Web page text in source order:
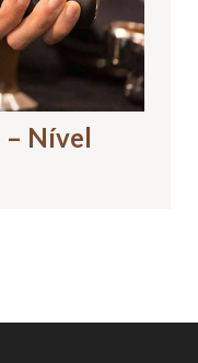
– Nível